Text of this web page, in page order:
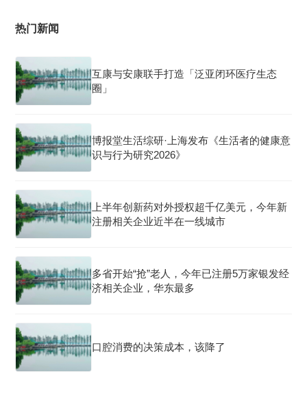
热门新闻
互康与安康联手打造「泛亚闭环医疗生态
圈」
博报堂生活综研·上海发布《生活者的健康意
识与行为研究2026》
上半年创新药对外授权超千亿美元，今年新
注册相关企业近半在一线城市
多省开始“抢”老人，今年已注册5万家银发经
济相关企业，华东最多
口腔消费的决策成本，该降了